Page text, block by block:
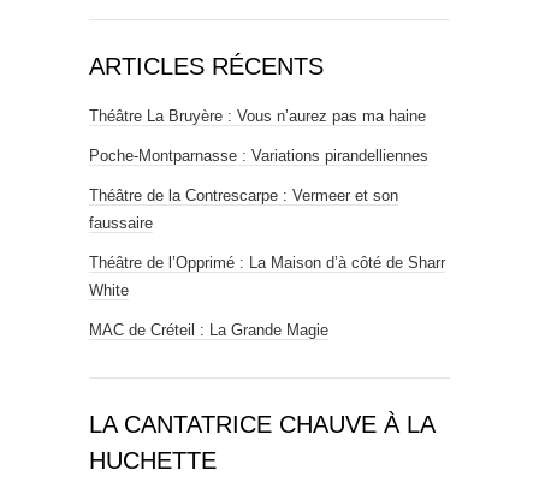
ARTICLES RÉCENTS
Théâtre La Bruyère : Vous n’aurez pas ma haine
Poche-Montparnasse : Variations pirandelliennes
Théâtre de la Contrescarpe : Vermeer et son
faussaire
Théâtre de l’Opprimé : La Maison d’à côté de Sharr
White
MAC de Créteil : La Grande Magie
LA CANTATRICE CHAUVE À LA
HUCHETTE